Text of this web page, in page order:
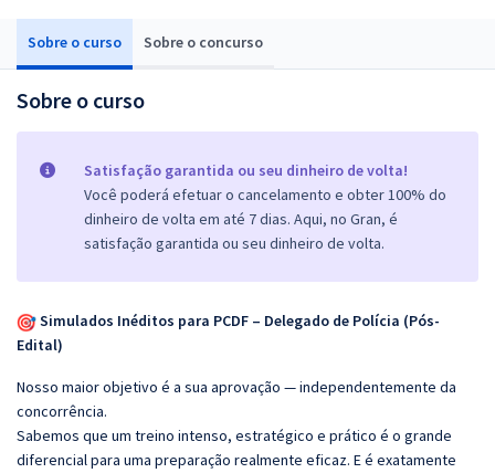
Sobre o curso Sobre o concurso
Sobre o curso
Satisfação garantida ou seu dinheiro de volta!
Você poderá efetuar o cancelamento e obter 100% do
dinheiro de volta em até 7 dias. Aqui, no Gran, é
satisfação garantida ou seu dinheiro de volta.
Simulados Inéditos para PCDF – Delegado de Polícia (Pós-
Edital)
Nosso maior objetivo é a sua aprovação — independentemente da
concorrência.
Sabemos que um treino intenso, estratégico e prático é o grande
diferencial para uma preparação realmente eficaz. E é exatamente